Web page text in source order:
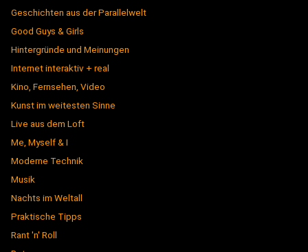
Geschichten aus der Parallelwelt
Good Guys & Girls
Hintergründe und Meinungen
Internet interaktiv + real
Kino, Fernsehen, Video
Kunst im weitesten Sinne
Live aus dem Loft
Me, Myself & I
Moderne Technik
Musik
Nachts im Weltall
Praktische Tipps
Rant 'n' Roll